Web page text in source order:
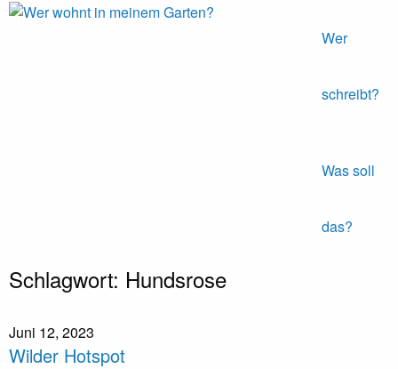
Wer
schreibt?
Was soll
das?
Skip
to
Schlagwort: Hundsrose
Juni 12, 2023
Wilder Hotspot